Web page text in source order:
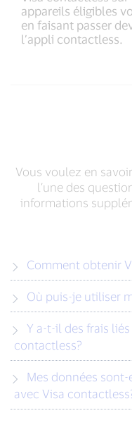
appareils éligibles
en faisant passer
l’appli contactless.
Vous voulez en
l’une des
informations
Comment obtenir
Où puis-je utiliser
contactless?
avec Visa